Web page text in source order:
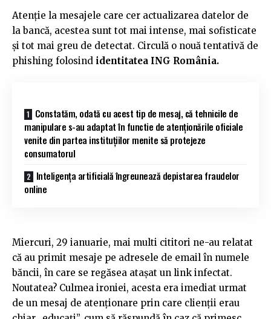
Atenție la mesajele care cer actualizarea datelor de
la bancă, acestea sunt tot mai intense, mai sofisticate
și tot mai greu de detectat. Circulă o nouă tentativă de
phishing folosind identitatea ING România.
Constatăm, odată cu acest tip de mesaj, că tehnicile de
manipulare s-au adaptat în functie de atenționările oficiale
venite din partea instituțiilor menite să protejeze
consumatorul
Inteligența artificială îngreunează depistarea fraudelor
online
Miercuri, 29 ianuarie, mai multi cititori ne-au relatat
că au primit mesaje pe adresele de email în numele
băncii, în care se regăsea atașat un link infectat.
Noutatea? Culmea ironiei, acesta era imediat urmat
de un mesaj de atenționare prin care clienții erau